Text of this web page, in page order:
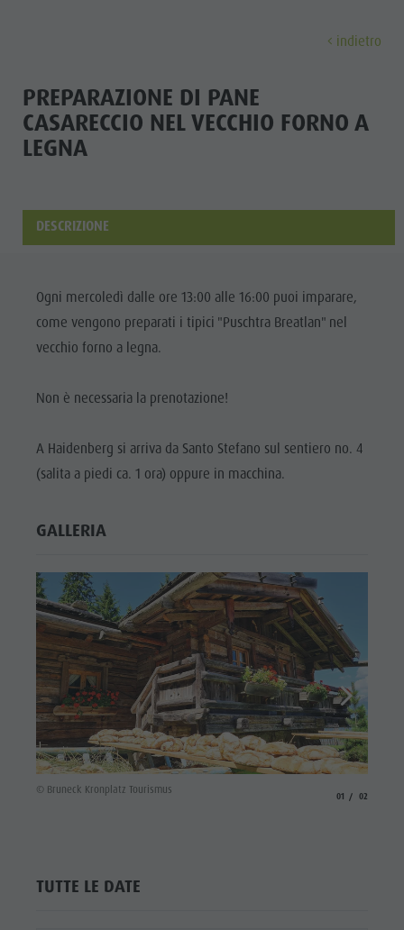
LOCALITÀ E
DINTORNI
ARTIGIANATO
EVENTS
Tutti gli
Benessere
Famiglia &
Musei
Tradizione e Artigianato
Tutti gli eventi
Benessere
Famiglia & bambini
Programma settimanale
Bike
Parapendio
Volo in mongolfiera
Rafting & Canyoning
Tennis
Nuotare
Prenota vacanza
Kronplatz Guest Pass
Webcam
Meteo
Contatto
Imposta di soggiorno
Vacanza con il cane
Kronplatz Doctor Service
Brunico città
Gastronomia
Must-sees
Ritiri
indietro
PREPARAZIONE DI PANE
CASARECCIO NEL VECCHIO FORNO A
LEGNA
DESCRIZIONE
Ogni mercoledì dalle ore 13:00 alle 16:00 puoi imparare,
come vengono preparati i tipici "Puschtra Breatlan" nel
vecchio forno a legna.
Non è necessaria la prenotazione!
A Haidenberg si arriva da Santo Stefano sul sentiero no. 4
(salita a piedi ca. 1 ora) oppure in macchina.
GALLERIA
© Bruneck Kronplatz Tourismus
01 02
TUTTE LE DATE